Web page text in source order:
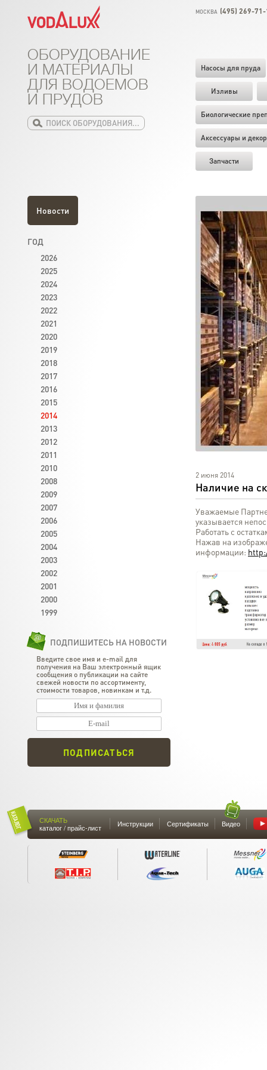
МОСКВА (495) 269-
Насосы для пруда
Изливы
Биологические
Аксессуары и декор
Запчасти
ОБОРУДОВАНИЕ
И МАТЕРИАЛЫ
ДЛЯ ВОДОЕМОВ
И ПРУДОВ
2 июня 2014
Наличие на
Уважаемые
указывается
Работать с
Нажав на
информации:
Новости
ГОД
2026
2025
2024
2023
2022
2021
2020
2019
2018
2017
2016
2015
2014
2013
2012
2011
2010
2008
2009
2007
2006
2005
2004
2003
2002
2001
2000
1999
ПОДПИШИТЕСЬ НА НОВОСТИ
Введите свое имя и e-mail для
получения на Ваш электронный ящик
сообщения о публикации на сайте
свежей новости по ассортименту,
стоимости товаров, новинкам и т.д.
ПОДПИСАТЬСЯ
СКАЧАТЬ
каталог / прайс-лист
Инструкции Сертификаты Видео